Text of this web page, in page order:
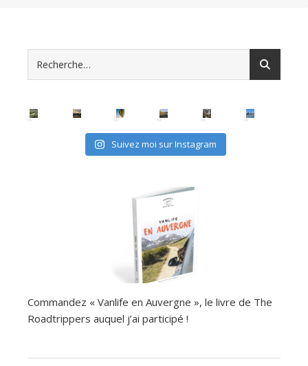
Suivez moi sur Instagram
Commandez « Vanlife en Auvergne », le livre de The
Roadtrippers auquel j’ai participé !